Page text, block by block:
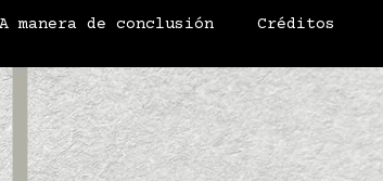
A manera de conclusión Créditos